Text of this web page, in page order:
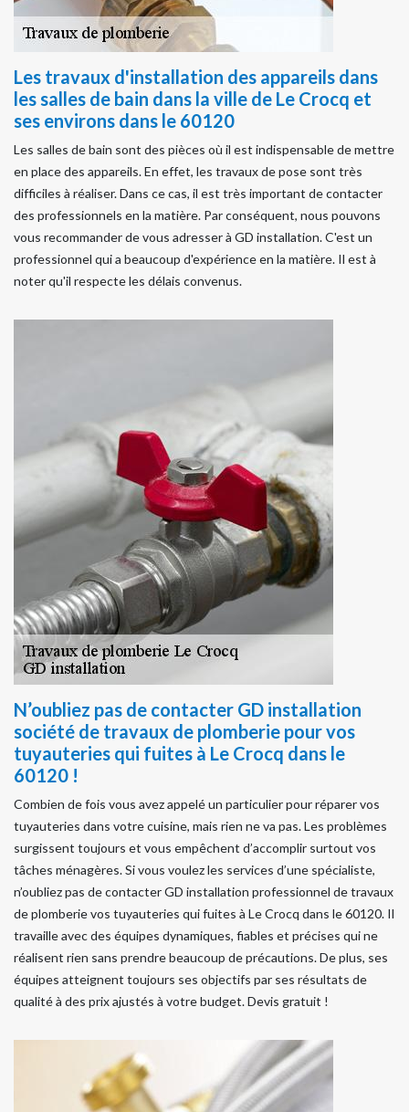
Les travaux d'installation des appareils dans
les salles de bain dans la ville de Le Crocq et
ses environs dans le 60120
Les salles de bain sont des pièces où il est indispensable de mettre
en place des appareils. En effet, les travaux de pose sont très
difficiles à réaliser. Dans ce cas, il est très important de contacter
des professionnels en la matière. Par conséquent, nous pouvons
vous recommander de vous adresser à GD installation. C'est un
professionnel qui a beaucoup d'expérience en la matière. Il est à
noter qu'il respecte les délais convenus.
N’oubliez pas de contacter GD installation
société de travaux de plomberie pour vos
tuyauteries qui fuites à Le Crocq dans le
60120 !
Combien de fois vous avez appelé un particulier pour réparer vos
tuyauteries dans votre cuisine, mais rien ne va pas. Les problèmes
surgissent toujours et vous empêchent d’accomplir surtout vos
tâches ménagères. Si vous voulez les services d’une spécialiste,
n’oubliez pas de contacter GD installation professionnel de travaux
de plomberie vos tuyauteries qui fuites à Le Crocq dans le 60120. Il
travaille avec des équipes dynamiques, fiables et précises qui ne
réalisent rien sans prendre beaucoup de précautions. De plus, ses
équipes atteignent toujours ses objectifs par ses résultats de
qualité à des prix ajustés à votre budget. Devis gratuit !